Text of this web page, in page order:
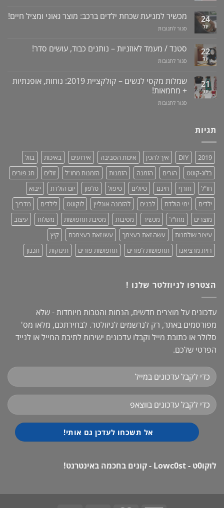
עששת,
ונסיגת
לדעת!
טבעי
/
זיקפה
תערובת
צמחים
באתר
וידאו
24
יול
מכשיר למניעת שכחת ילדים ברכב: מוצר גאוני ומציל חיים!
סגור לתגובות
שכחת
ילדים
מוצר
גאוני
ומציל
חיים!
22
יול
סטנד / מעמד לאוזניות – נותנים כבוד, עושים סדר!
סגור לתגובות
מעמד
לאוזניות
21
יול
שמלות מקסי לנשים – קולקציית 2019: נוחות, אופנתיות
+ מחמאות!
סגור לתגובות
2019:
נוחות,
אופנתיות
+
מחמאות!
תגיות
2019
DIY איך להכין איכות הסביבה אירועים באיכות
בזול
בלוג-קו0ט
הורים הזמנה הזמנות הזמנות מחו"ל זולים
חג פורים
חו"ל
חורף חינם טיולים טיפול טלפון יום הולדת
ייבוא
ילדים
ימי הולדת לבנים להזמנה אונליין לוקו0ט לילדים
מדריך
מוצרים
מחו"ל מכשיר מסיבות מסיבת תחפושות משלוח
עיצוב
עיצוב שולחנות
עשה זאת בעצמך עשו זאת בעצמכם
קיץ
רוית מרציאנו
תחפושות לפורים תחפושות פורים תינוקות תכנון
הצטרפו לניוזלטר שלנו !
עדכונים על מוצרים חדשים, הנחות והטבות מיוחדות - שלא
מפורסמים באתר, רק לנרשמים לניזולטר. לבחירתכם, מלאו מס'
סלולר או כתובת מייל וקבלו עדכונים ישירות לתיבת המייל או לנייד
הפרטי שלכם.
לוקו0ט - Lowc0st - קונים בחכמה באינטרנט!